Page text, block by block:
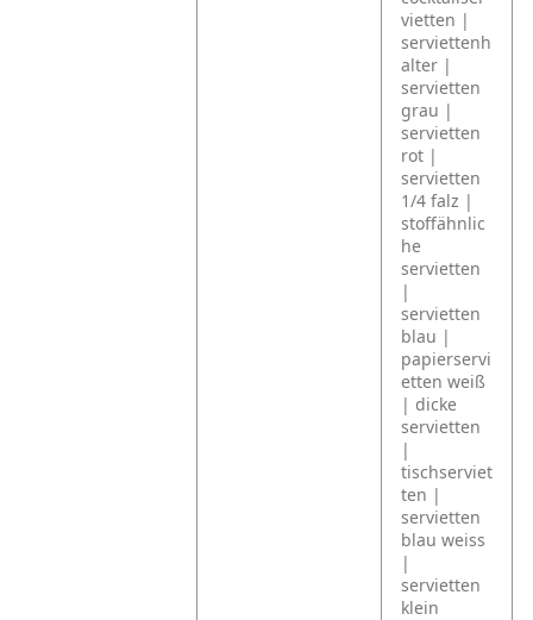
vietten |
serviettenh
alter |
servietten
grau |
servietten
rot |
servietten
1/4 falz |
stoffähnlic
he
servietten
|
servietten
blau |
papierservi
etten weiß
| dicke
servietten
|
tischserviet
ten |
servietten
blau weiss
|
servietten
klein